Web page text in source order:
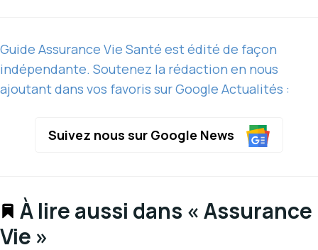
Guide Assurance Vie Santé est édité de façon
indépendante. Soutenez la rédaction en nous
ajoutant dans vos favoris sur Google Actualités :
Suivez nous sur Google News
À lire aussi dans « Assurance
Vie »